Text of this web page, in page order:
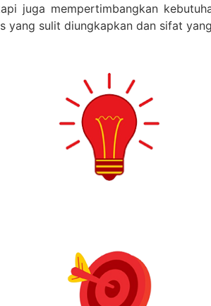
juga mempertimbangkan
yang sulit diungkapkan dan sifat